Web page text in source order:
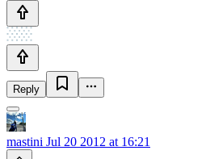
Reply
mastini Jul 20 2012 at 16:21